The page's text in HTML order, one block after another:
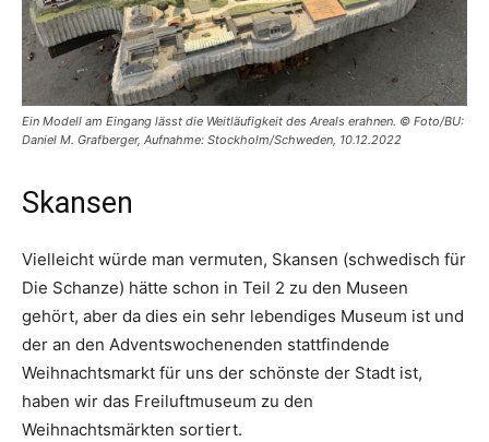
Ein Modell am Eingang lässt die Weitläufigkeit des Areals erahnen. © Foto/BU:
Daniel M. Grafberger, Aufnahme: Stockholm/Schweden, 10.12.2022
Skansen
Vielleicht würde man vermuten, Skansen (schwedisch für
Die Schanze) hätte schon in Teil 2 zu den Museen
gehört, aber da dies ein sehr lebendiges Museum ist und
der an den Adventswochenenden stattfindende
Weihnachtsmarkt für uns der schönste der Stadt ist,
haben wir das Freiluftmuseum zu den
Weihnachtsmärkten sortiert.